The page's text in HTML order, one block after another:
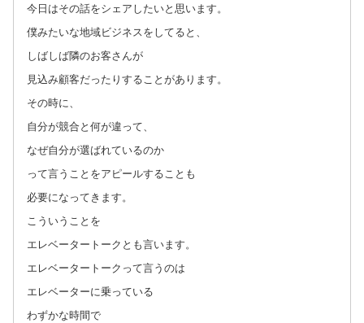
今日はその話をシェアしたいと思います。
僕みたいな地域ビジネスをしてると、
しばしば隣のお客さんが
見込み顧客だったりすることがあります。
その時に、
自分が競合と何が違って、
なぜ自分が選ばれているのか
って言うことをアピールすることも
必要になってきます。
こういうことを
エレベータートークとも言います。
エレベータートークって言うのは
エレベーターに乗っている
わずかな時間で